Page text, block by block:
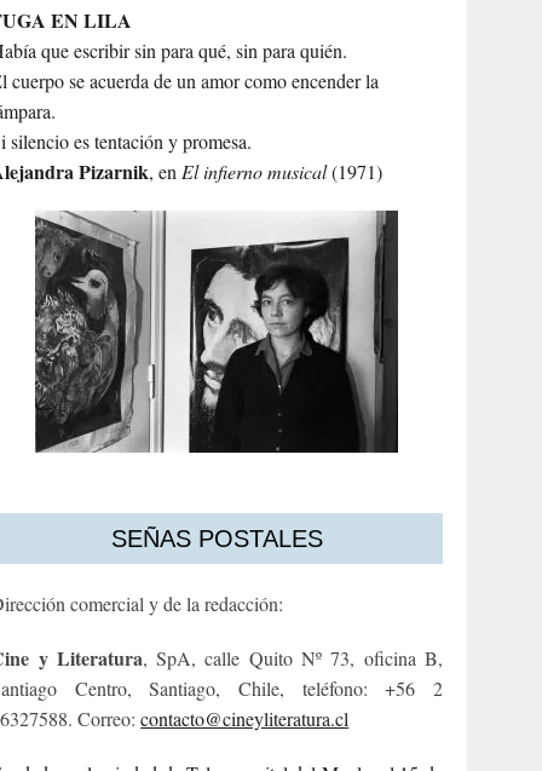
EN LILA
que escribir sin para qué, sin para quién.
cuerpo se acuerda de un amor como encender la
silencio es tentación y promesa.
Pizarnik, enEl infierno musical(1971)
SEÑAS POSTALES
comercial y de la redacción:
y Literatura, SpA, calle Quito Nº 73, oficina B,
Centro, Santiago, Chile, teléfono: +56 2
Correo:contacto@cineyliteratura.cl